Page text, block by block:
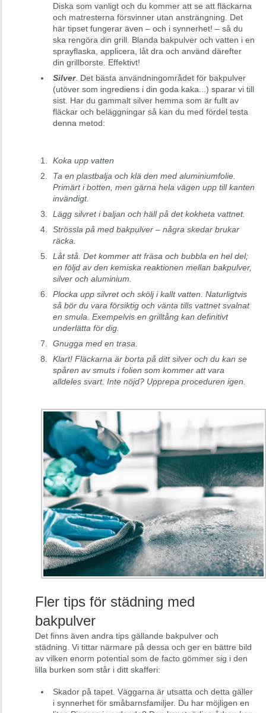
Diska som vanligt och du kommer att se att fläckarna
och matresterna försvinner utan ansträngning. Det
här tipset fungerar även – och i synnerhet! – så du
ska rengöra din grill. Blanda bakpulver och vatten i en
sprayflaska, applicera, låt dra och använd därefter
din grillborste. Effektivt!
Silver. Det bästa användningområdet för bakpulver
(utöver som ingrediens i din goda kaka...) sparar vi till
sist. Har du gammalt silver hemma som är fullt av
fläckar och beläggningar så kan du med fördel testa
denna metod:
Koka upp vatten
Ta en plastbalja och klä den med aluminiumfolie.
Primärt i botten, men gärna hela vägen upp till kanten
invändigt.
Lägg silvret i baljan och häll på det kokheta vattnet.
Strössla på med bakpulver – några skedar brukar
räcka.
Låt stå. Det kommer att fräsa och bubbla en hel del;
en följd av den kemiska reaktionen mellan bakpulver,
silver och aluminium.
Plocka upp silvret och skölj i kallt vatten. Naturligtvis
så bör du vara försiktig och vänta tills vattnet svalnat
en smula. Exempelvis en grilltång kan definitivt
underlätta för dig.
Gnugga med en trasa.
Klart! Fläckarna är borta på ditt silver och du kan se
spåren av smuts i folien som kommer att vara
alldeles svart. Inte nöjd? Upprepa proceduren igen.
Fler tips för städning med
bakpulver
Det finns även andra tips gällande bakpulver och
städning. Vi tittar närmare på dessa och ger en bättre bild
av vilken enorm potential som de facto gömmer sig i den
lilla burken som står i ditt skafferi:
Skador på tapet. Väggarna är utsatta och detta gäller
i synnerhet för småbarnsfamiljer. Du har möjligen en